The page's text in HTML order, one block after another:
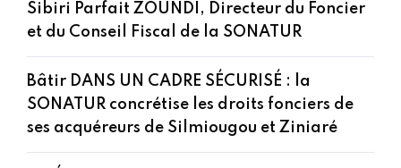
Sibiri Parfait ZOUNDI, Directeur du Foncier
et du Conseil Fiscal de la SONATUR
Bâtir DANS UN CADRE SÉCURISÉ : la
SONATUR concrétise les droits fonciers de
ses acquéreurs de Silmiougou et Ziniaré